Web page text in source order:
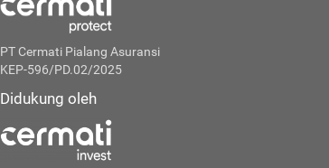
PT Cermati Pialang Asuransi
KEP-596/PD.02/2025
Didukung oleh